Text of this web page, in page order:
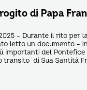
di Papa
– Durante il rito per
letto un documento –
importanti del
transito di Sua Santità